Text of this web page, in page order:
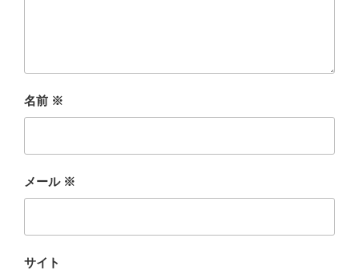
名前 ※
メール ※
サイト